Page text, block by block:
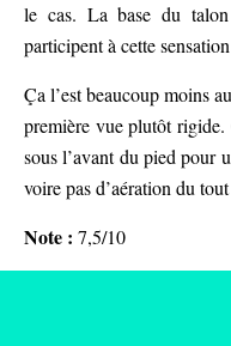
le cas. La base du
participent à cette
Ça l’est beaucoup moins
première vue plutôt
sous l’avant du pied pour
voire pas d’aération du
Note : 7,5/10